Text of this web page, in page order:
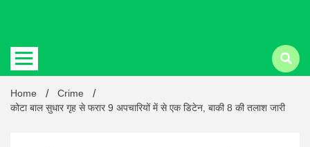
Latest
Home
Crime
कोटा बाल सुधार गृह से फरार 9 अपचारियों में से एक डिटेन, बाकी 8 की तलाश जारी